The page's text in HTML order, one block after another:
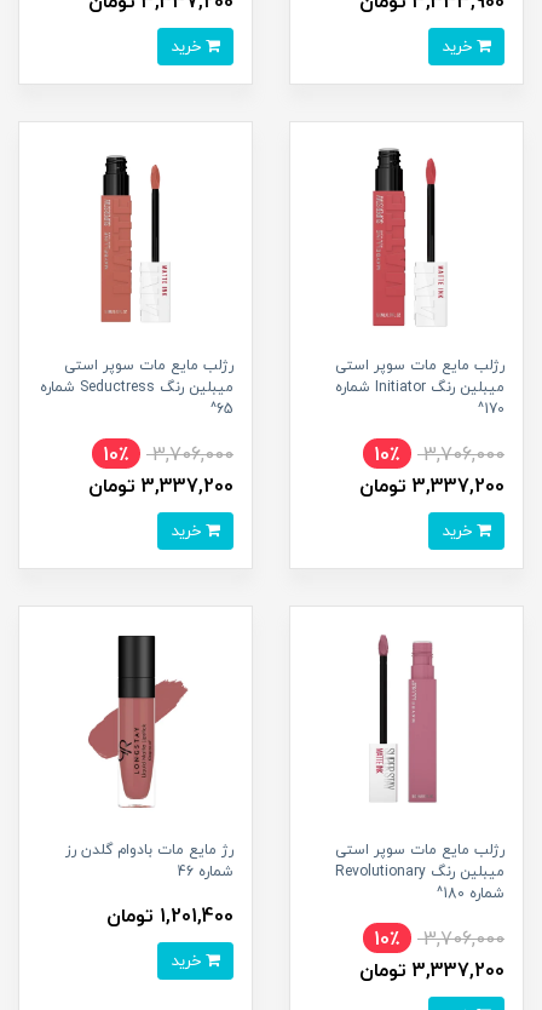
رژلب مایع مات سوپر استی
میبلین رنگ Initiator شماره
170^
3,706,000
10٪
3,337,200 تومان
رژلب مایع مات سوپر استی
میبلین رنگ Seductress شماره
65^
3,706,000
10٪
3,337,200 تومان
رژلب مایع مات سوپر استی
میبلین رنگ Revolutionary
شماره 180^
3,706,000
10٪
3,337,200 تومان
رژ مایع مات بادوام گلدن رز
شماره 46
1,201,400 تومان